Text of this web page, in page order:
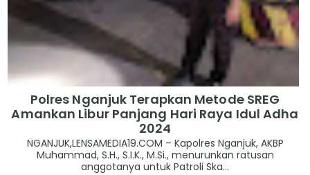
Polres Nganjuk Terapkan Metode SREG
Amankan Libur Panjang Hari Raya Idul Adha
2024
NGANJUK,LENSAMEDIA19.COM – Kapolres Nganjuk, AKBP
Muhammad, S.H., S.I.K., M.Si., menurunkan ratusan
anggotanya untuk Patroli Ska...